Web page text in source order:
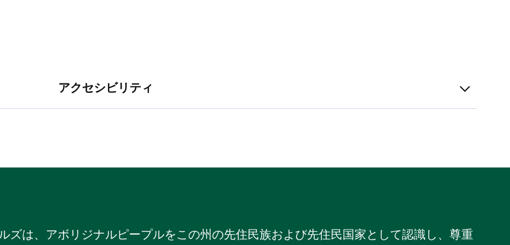
アクセシビリティ
ズは、アボリジナルピープルをこの州の先住民族および先住民国家として認識し、尊重